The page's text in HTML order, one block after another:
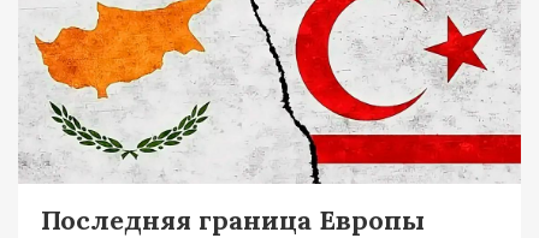
Последняя граница Европы